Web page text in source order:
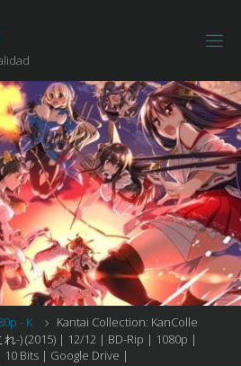
- K
Kantai Collection: KanColle
-) (2015) | 12/12 | BD-Rip | 1080p |
Bits | Google Drive |